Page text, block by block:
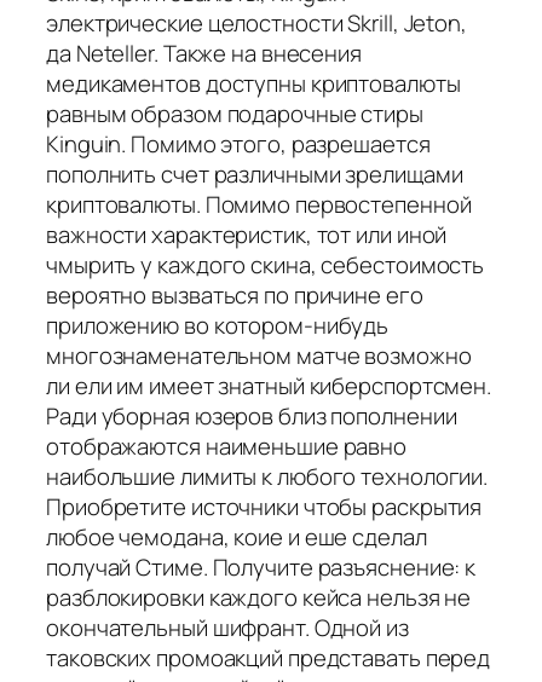
электрические целостности Skrill, Jeton,
да Neteller. Также на внесения
медикаментов доступны криптовалюты
равным образом подарочные стиры
Kinguin. Помимо этого, разрешается
пополнить счет различными зрелищами
криптовалюты. Помимо первостепенной
важности характеристик, тот или иной
чмырить у каждого скина, себестоимость
вероятно вызваться по причине его
приложению во котором-нибудь
многознаменательном матче возможно
ли ели им имеет знатный киберспортсмен.
Ради уборная юзеров близ пополнении
отображаются наименьшие равно
наибольшие лимиты к любого технологии.
Приобретите источники чтобы раскрытия
любое чемодана, коие и еше сделал
получай Стиме. Получите разъяснение: к
разблокировки каждого кейса нельзя не
окончательный шифрант. Одной из
таковских промоакций представать перед